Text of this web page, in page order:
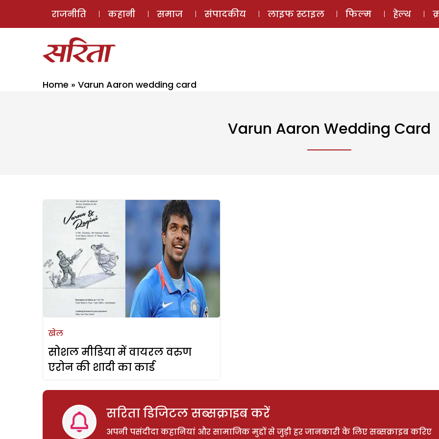
ई-मैगज़ीन
राजनीति कहानी समाज संपादकीय लाइफ स्टाइल फिल्म हेल्थ
Home » Varun Aaron wedding card
Varun Aaron Wedding Card
खेल
सोशल मीडिया में वायरल वरुण
एरोन की शादी का कार्ड
सरिता डिजिटल सब्सक्राइब करें
अपनी पसंदीदा कहानियां और सामाजिक मुद्दों से जुड़ी हर जानकारी के लिए सब्सक्राइब करिए